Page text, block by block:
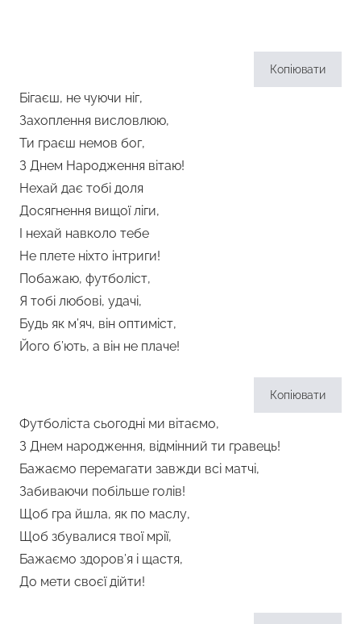
Копіювати
Бігаєш, не чуючи ніг,
Захоплення висловлюю,
Ти граєш немов бог,
З Днем Народження вітаю!
Нехай дає тобі доля
Досягнення вищої ліги,
І нехай навколо тебе
Не плете ніхто інтриги!
Побажаю, футболіст,
Я тобі любові, удачі,
Будь як м’яч, він оптиміст,
Його б’ють, а він не плаче!
Копіювати
Футболіста сьогодні ми вітаємо,
З Днем народження, відмінний ти гравець!
Бажаємо перемагати завжди всі матчі,
Забиваючи побільше голів!
Щоб гра йшла, як по маслу,
Щоб збувалися твої мрії,
Бажаємо здоров’я і щастя,
До мети своєї дійти!